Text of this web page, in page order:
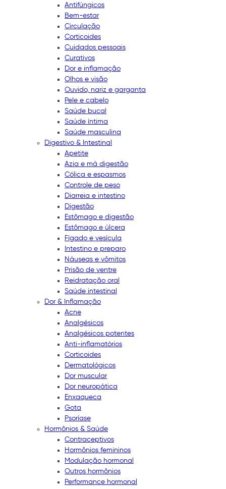
Antifúngicos
Bem-estar
Circulação
Corticoides
Cuidados pessoais
Curativos
Dor e inflamação
Olhos e visão
Ouvido, nariz e garganta
Pele e cabelo
Saúde bucal
Saúde íntima
Saúde masculina
Digestivo & Intestinal
Apetite
Azia e má digestão
Cólica e espasmos
Controle de peso
Diarreia e intestino
Digestão
Estômago e digestão
Estômago e úlcera
Fígado e vesícula
Intestino e preparo
Náuseas e vômitos
Prisão de ventre
Reidratação oral
Saúde intestinal
Dor & Inflamação
Acne
Analgésicos
Analgésicos potentes
Anti-inflamatórios
Corticoides
Dermatológicos
Dor muscular
Dor neuropática
Enxaqueca
Gota
Psoríase
Hormônios & Saúde
Contraceptivos
Hormônios femininos
Modulação hormonal
Outros hormônios
Performance hormonal